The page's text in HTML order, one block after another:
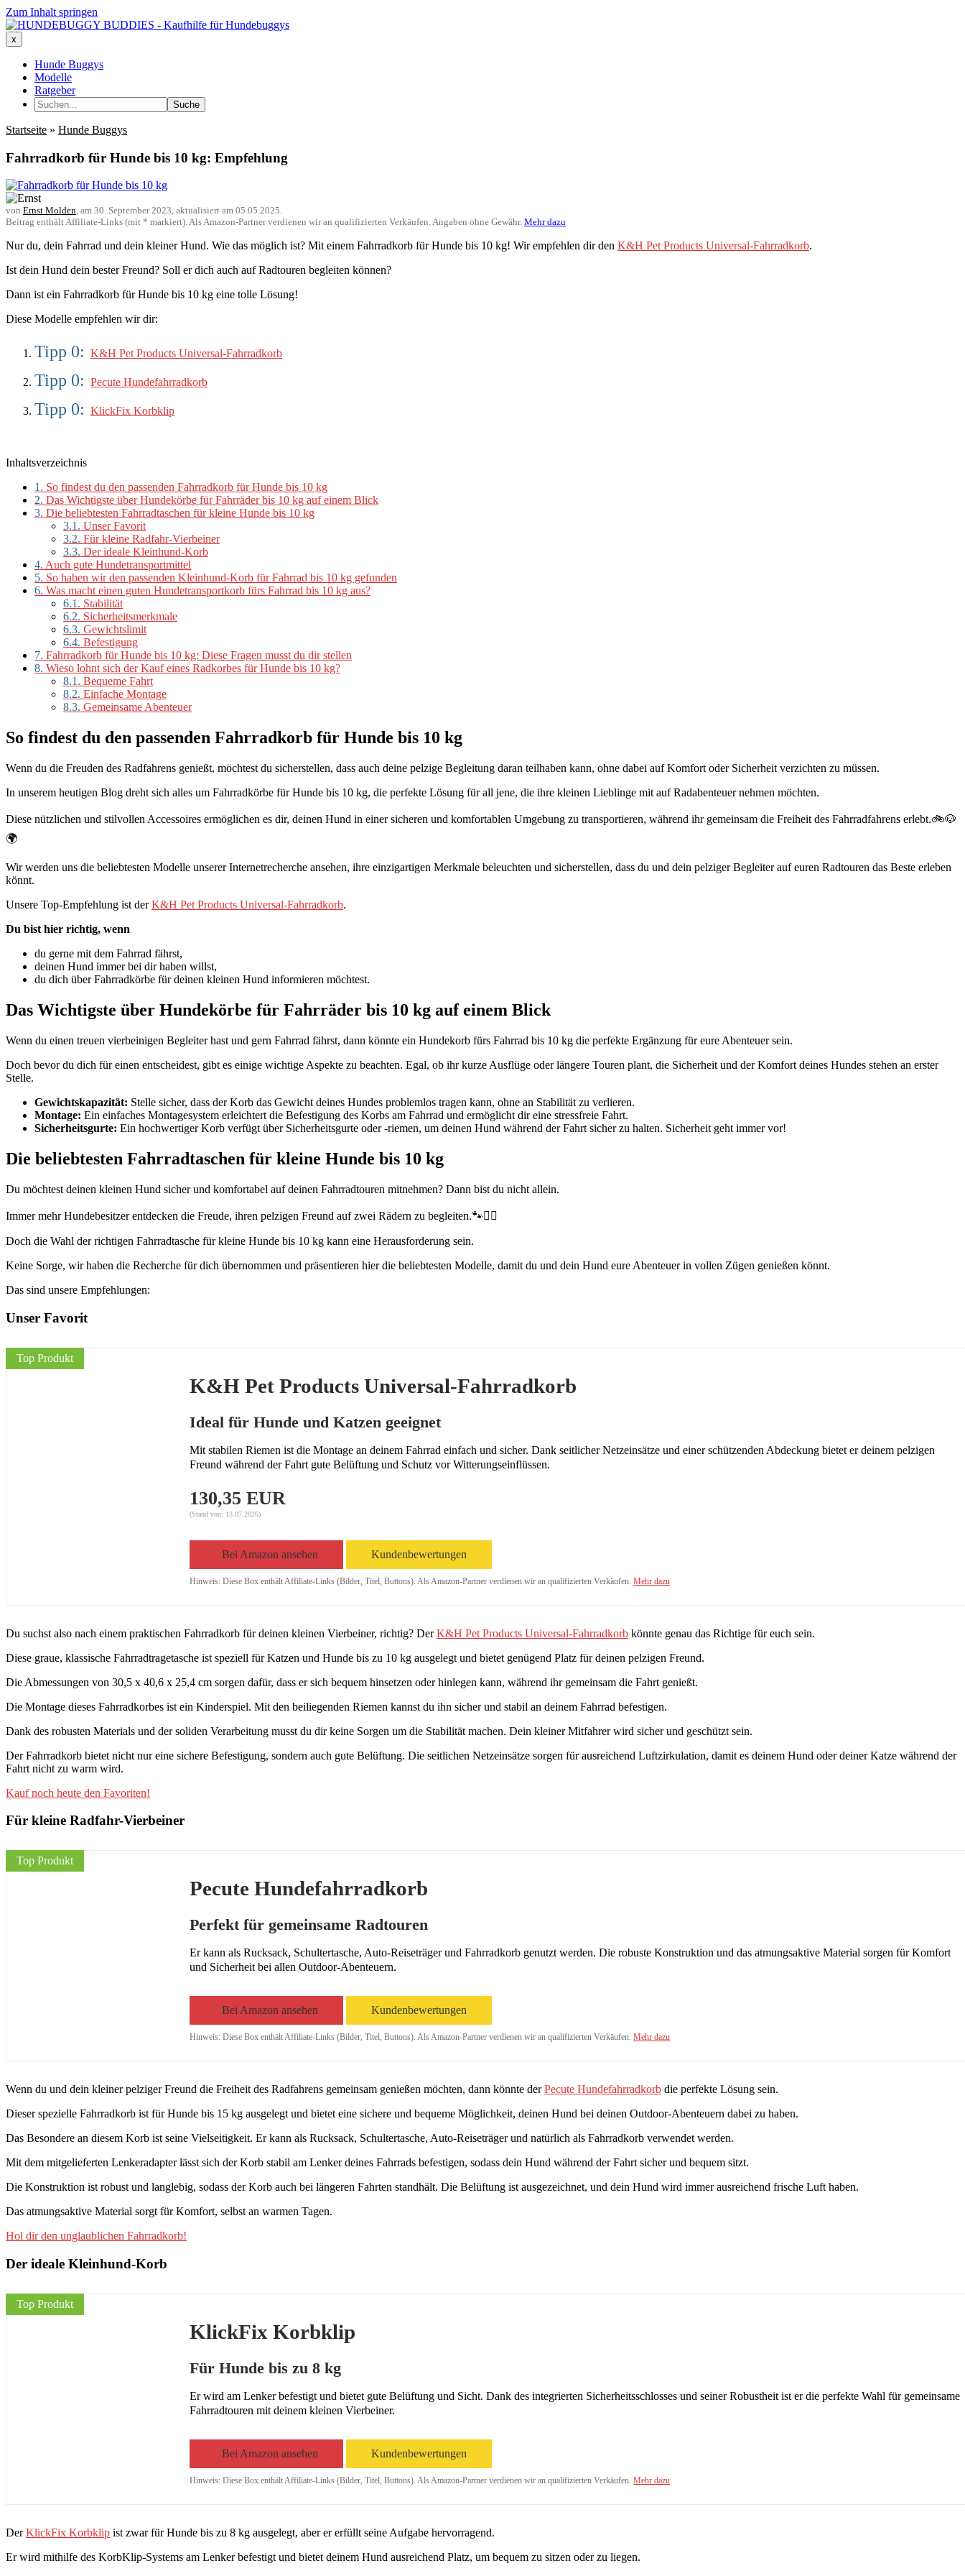
Zum Inhalt springen
x
Hunde Buggys
Modelle
Ratgeber
Suche
Startseite » Hunde Buggys
Fahrradkorb für Hunde bis 10 kg: Empfehlung
von Ernst Molden, am 30. September 2023, aktualisiert am 05.05.2025.
Beitrag enthält Affiliate-Links (mit * markiert). Als Amazon-Partner verdienen wir an qualifizierten Verkäufen. Angaben ohne Gewähr. Mehr dazu
Nur du, dein Fahrrad und dein kleiner Hund. Wie das möglich ist? Mit einem Fahrradkorb für Hunde bis 10 kg! Wir empfehlen dir den K&H Pet Products Universal-Fahrradkorb.
Ist dein Hund dein bester Freund? Soll er dich auch auf Radtouren begleiten können?
Dann ist ein Fahrradkorb für Hunde bis 10 kg eine tolle Lösung!
Diese Modelle empfehlen wir dir:
K&H Pet Products Universal-Fahrradkorb
Pecute Hundefahrradkorb
KlickFix Korbklip
Inhaltsverzeichnis
1. So findest du den passenden Fahrradkorb für Hunde bis 10 kg
2. Das Wichtigste über Hundekörbe für Fahrräder bis 10 kg auf einem Blick
3. Die beliebtesten Fahrradtaschen für kleine Hunde bis 10 kg
3.1. Unser Favorit
3.2. Für kleine Radfahr-Vierbeiner
3.3. Der ideale Kleinhund-Korb
4. Auch gute Hundetransportmittel
5. So haben wir den passenden Kleinhund-Korb für Fahrrad bis 10 kg gefunden
6. Was macht einen guten Hundetransportkorb fürs Fahrrad bis 10 kg aus?
6.1. Stabilität
6.2. Sicherheitsmerkmale
6.3. Gewichtslimit
6.4. Befestigung
7. Fahrradkorb für Hunde bis 10 kg: Diese Fragen musst du dir stellen
8. Wieso lohnt sich der Kauf eines Radkorbes für Hunde bis 10 kg?
8.1. Bequeme Fahrt
8.2. Einfache Montage
8.3. Gemeinsame Abenteuer
So findest du den passenden Fahrradkorb für Hunde bis 10 kg
Wenn du die Freuden des Radfahrens genießt, möchtest du sicherstellen, dass auch deine pelzige Begleitung daran teilhaben kann, ohne dabei auf Komfort oder Sicherheit verzichten zu müssen.
In unserem heutigen Blog dreht sich alles um Fahrradkörbe für Hunde bis 10 kg, die perfekte Lösung für all jene, die ihre kleinen Lieblinge mit auf Radabenteuer nehmen möchten.
Diese nützlichen und stilvollen Accessoires ermöglichen es dir, deinen Hund in einer sicheren und komfortablen Umgebung zu transportieren, während ihr gemeinsam die Freiheit des Fahrradfahrens erlebt.🚲🐶
🌍
Wir werden uns die beliebtesten Modelle unserer Internetrecherche ansehen, ihre einzigartigen Merkmale beleuchten und sicherstellen, dass du und dein pelziger Begleiter auf euren Radtouren das Beste erleben
könnt.
Unsere Top-Empfehlung ist derK&H Pet Products Universal-Fahrradkorb.
Du bist hier richtig, wenn
du gerne mit dem Fahrrad fährst,
deinen Hund immer bei dir haben willst,
du dich über Fahrradkörbe für deinen kleinen Hund informieren möchtest.
Das Wichtigste über Hundekörbe für Fahrräder bis 10 kg auf einem Blick
Wenn du einen treuen vierbeinigen Begleiter hast und gern Fahrrad fährst, dann könnte ein Hundekorb fürs Fahrrad bis 10 kg die perfekte Ergänzung für eure Abenteuer sein.
Doch bevor du dich für einen entscheidest, gibt es einige wichtige Aspekte zu beachten. Egal, ob ihr kurze Ausflüge oder längere Touren plant, die Sicherheit und der Komfort deines Hundes stehen an erster
Stelle.
Gewichtskapazität: Stelle sicher, dass der Korb das Gewicht deines Hundes problemlos tragen kann, ohne an Stabilität zu verlieren.
Montage: Ein einfaches Montagesystem erleichtert die Befestigung des Korbs am Fahrrad und ermöglicht dir eine stressfreie Fahrt.
Sicherheitsgurte: Ein hochwertiger Korb verfügt über Sicherheitsgurte oder -riemen, um deinen Hund während der Fahrt sicher zu halten. Sicherheit geht immer vor!
Die beliebtesten Fahrradtaschen für kleine Hunde bis 10 kg
Du möchtest deinen kleinen Hund sicher und komfortabel auf deinen Fahrradtouren mitnehmen? Dann bist du nicht allein.
Immer mehr Hundebesitzer entdecken die Freude, ihren pelzigen Freund auf zwei Rädern zu begleiten.🐾🚴‍♀️
Doch die Wahl der richtigen Fahrradtasche für kleine Hunde bis 10 kg kann eine Herausforderung sein.
Keine Sorge, wir haben die Recherche für dich übernommen und präsentieren hier die beliebtesten Modelle, damit du und dein Hund eure Abenteuer in vollen Zügen genießen könnt.
Das sind unsere Empfehlungen:
Unser Favorit
Top Produkt
K&H Pet Products Universal-Fahrradkorb
Ideal für Hunde und Katzen geeignet
Mit stabilen Riemen ist die Montage an deinem Fahrrad einfach und sicher. Dank seitlicher Netzeinsätze und einer schützenden Abdeckung bietet er deinem pelzigen
Freund während der Fahrt gute Belüftung und Schutz vor Witterungseinflüssen.
130,35 EUR
(Stand von: 13.07.2026)
Bei Amazon ansehen Kundenbewertungen
Hinweis: Diese Box enthält Affiliate-Links (Bilder, Titel, Buttons). Als Amazon-Partner verdienen wir an qualifizierten Verkäufen. Mehr dazu
Du suchst also nach einem praktischen Fahrradkorb für deinen kleinen Vierbeiner, richtig? DerK&H Pet Products Universal-Fahrradkorb könnte genau das Richtige für euch sein.
Diese graue, klassische Fahrradtragetasche ist speziell für Katzen und Hunde bis zu 10 kg ausgelegt und bietet genügend Platz für deinen pelzigen Freund.
Die Abmessungen von 30,5 x 40,6 x 25,4 cm sorgen dafür, dass er sich bequem hinsetzen oder hinlegen kann, während ihr gemeinsam die Fahrt genießt.
Die Montage dieses Fahrradkorbes ist ein Kinderspiel. Mit den beiliegenden Riemen kannst du ihn sicher und stabil an deinem Fahrrad befestigen.
Dank des robusten Materials und der soliden Verarbeitung musst du dir keine Sorgen um die Stabilität machen. Dein kleiner Mitfahrer wird sicher und geschützt sein.
Der Fahrradkorb bietet nicht nur eine sichere Befestigung, sondern auch gute Belüftung. Die seitlichen Netzeinsätze sorgen für ausreichend Luftzirkulation, damit es deinem Hund oder deiner Katze während der
Fahrt nicht zu warm wird.
Kauf noch heute den Favoriten!
Für kleine Radfahr-Vierbeiner
Top Produkt
Pecute Hundefahrradkorb
Perfekt für gemeinsame Radtouren
Er kann als Rucksack, Schultertasche, Auto-Reiseträger und Fahrradkorb genutzt werden. Die robuste Konstruktion und das atmungsaktive Material sorgen für Komfort
und Sicherheit bei allen Outdoor-Abenteuern.
Bei Amazon ansehen Kundenbewertungen
Hinweis: Diese Box enthält Affiliate-Links (Bilder, Titel, Buttons). Als Amazon-Partner verdienen wir an qualifizierten Verkäufen. Mehr dazu
Wenn du und dein kleiner pelziger Freund die Freiheit des Radfahrens gemeinsam genießen möchten, dann könnte derPecute Hundefahrradkorb die perfekte Lösung sein.
Dieser spezielle Fahrradkorb ist für Hunde bis 15 kg ausgelegt und bietet eine sichere und bequeme Möglichkeit, deinen Hund bei deinen Outdoor-Abenteuern dabei zu haben.
Das Besondere an diesem Korb ist seine Vielseitigkeit. Er kann als Rucksack, Schultertasche, Auto-Reiseträger und natürlich als Fahrradkorb verwendet werden.
Mit dem mitgelieferten Lenkeradapter lässt sich der Korb stabil am Lenker deines Fahrrads befestigen, sodass dein Hund während der Fahrt sicher und bequem sitzt.
Die Konstruktion ist robust und langlebig, sodass der Korb auch bei längeren Fahrten standhält. Die Belüftung ist ausgezeichnet, und dein Hund wird immer ausreichend frische Luft haben.
Das atmungsaktive Material sorgt für Komfort, selbst an warmen Tagen.
Hol dir den unglaublichen Fahrradkorb!
Der ideale Kleinhund-Korb
Top Produkt
KlickFix Korbklip
Für Hunde bis zu 8 kg
Er wird am Lenker befestigt und bietet gute Belüftung und Sicht. Dank des integrierten Sicherheitsschlosses und seiner Robustheit ist er die perfekte Wahl für gemeinsame
Fahrradtouren mit deinem kleinen Vierbeiner.
Bei Amazon ansehen Kundenbewertungen
Hinweis: Diese Box enthält Affiliate-Links (Bilder, Titel, Buttons). Als Amazon-Partner verdienen wir an qualifizierten Verkäufen. Mehr dazu
DerKlickFix Korbklip ist zwar für Hunde bis zu 8 kg ausgelegt, aber er erfüllt seine Aufgabe hervorragend.
Er wird mithilfe des KorbKlip-Systems am Lenker befestigt und bietet deinem Hund ausreichend Platz, um bequem zu sitzen oder zu liegen.